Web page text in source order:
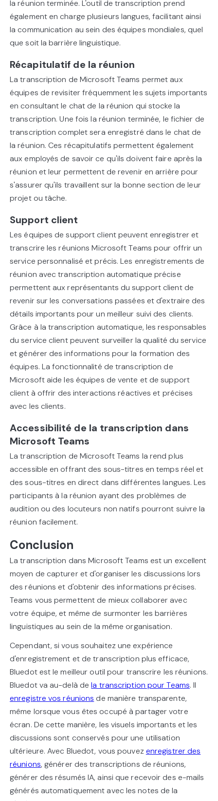
la réunion terminée. L'outil de transcription prend
également en charge plusieurs langues, facilitant ainsi
la communication au sein des équipes mondiales, quel
que soit la barrière linguistique.
Récapitulatif de la réunion
La transcription de Microsoft Teams permet aux
équipes de revisiter fréquemment les sujets importants
en consultant le chat de la réunion qui stocke la
transcription. Une fois la réunion terminée, le fichier de
transcription complet sera enregistré dans le chat de
la réunion. Ces récapitulatifs permettent également
aux employés de savoir ce qu'ils doivent faire après la
réunion et leur permettent de revenir en arrière pour
s'assurer qu'ils travaillent sur la bonne section de leur
projet ou tâche.
Support client
Les équipes de support client peuvent enregistrer et
transcrire les réunions Microsoft Teams pour offrir un
service personnalisé et précis. Les enregistrements de
réunion avec transcription automatique précise
permettent aux représentants du support client de
revenir sur les conversations passées et d'extraire des
détails importants pour un meilleur suivi des clients.
Grâce à la transcription automatique, les responsables
du service client peuvent surveiller la qualité du service
et générer des informations pour la formation des
équipes. La fonctionnalité de transcription de
Microsoft aide les équipes de vente et de support
client à offrir des interactions réactives et précises
avec les clients.
Accessibilité de la transcription dans
Microsoft Teams
La transcription de Microsoft Teams la rend plus
accessible en offrant des sous-titres en temps réel et
des sous-titres en direct dans différentes langues. Les
participants à la réunion ayant des problèmes de
audition ou des locuteurs non natifs pourront suivre la
réunion facilement.
Conclusion
La transcription dans Microsoft Teams est un excellent
moyen de capturer et d'organiser les discussions lors
des réunions et d'obtenir des informations précises.
Teams vous permettent de mieux collaborer avec
votre équipe, et même de surmonter les barrières
linguistiques au sein de la même organisation.
Cependant, si vous souhaitez une expérience
d'enregistrement et de transcription plus efficace,
Bluedot est le meilleur outil pour transcrire les réunions.
Bluedot va au-delà dela transcription pour Teams. Il
enregistre vos réunions de manière transparente,
même lorsque vous êtes occupé à partager votre
écran. De cette manière, les visuels importants et les
discussions sont conservés pour une utilisation
ultérieure. Avec Bluedot, vous pouvez enregistrer des
réunions, générer des transcriptions de réunions,
générer des résumés IA, ainsi que recevoir des e-mails
générés automatiquement avec les notes de la